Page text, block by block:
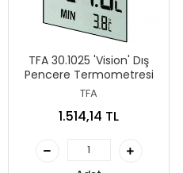
TFA 30.1025 'Vision' Dış
Pencere Termometresi
TFA
1.514,14 TL